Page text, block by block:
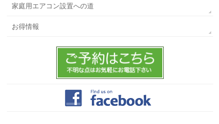
家庭用エアコン設置への道
お得情報